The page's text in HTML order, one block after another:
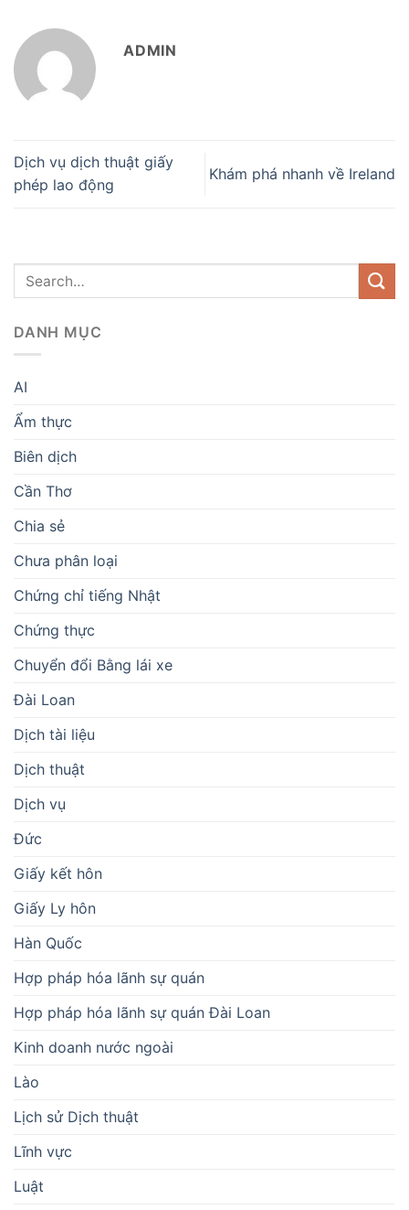
ADMIN
Dịch vụ dịch thuật giấy
phép lao động
Khám phá nhanh về Ireland
DANH MỤC
AI
Ẩm thực
Biên dịch
Cần Thơ
Chia sẻ
Chưa phân loại
Chứng chỉ tiếng Nhật
Chứng thực
Chuyển đổi Bằng lái xe
Đài Loan
Dịch tài liệu
Dịch thuật
Dịch vụ
Đức
Giấy kết hôn
Giấy Ly hôn
Hàn Quốc
Hợp pháp hóa lãnh sự quán
Hợp pháp hóa lãnh sự quán Đài Loan
Kinh doanh nước ngoài
Lào
Lịch sử Dịch thuật
Lĩnh vực
Luật